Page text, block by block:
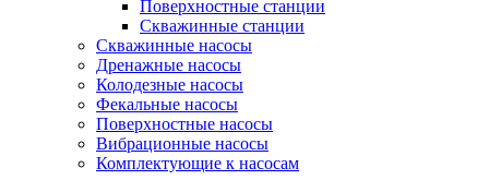
Поверхностные станции
Скважинные станции
Скважинные насосы
Дренажные насосы
Колодезные насосы
Фекальные насосы
Поверхностные насосы
Вибрационные насосы
Комплектующие к насосам